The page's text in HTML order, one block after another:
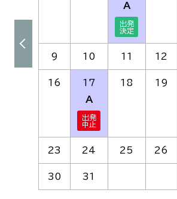
A
9 10 11 12
16 17
A
18 19
23 24 25 26
30 31